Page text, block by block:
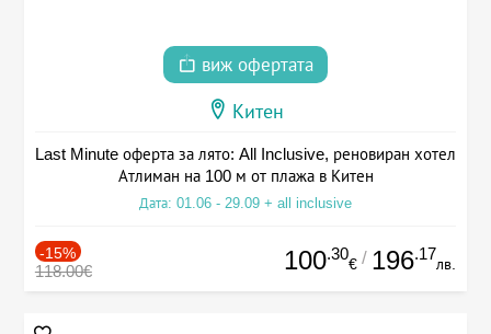
виж офертата
Китен
Last Minute оферта за лято: All Inclusive, реновиран хотел
Атлиман на 100 м от плажа в Китен
Дата: 01.06 - 29.09 + all inclusive
-15%
118.00€ 100.30
€ / 196.17
лв.